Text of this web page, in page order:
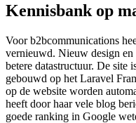
Kennisbank op
Voor b2bcommunications
vernieuwd. Nieuw design en
betere datastructuur. De site
gebouwd op het Laravel
op de website worden
heeft door haar vele blog
goede ranking in Google